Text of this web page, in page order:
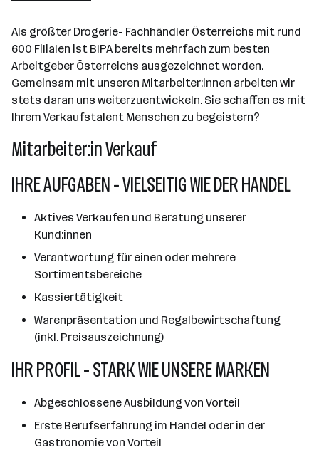
Als größter Drogerie- Fachhändler Österreichs mit rund
600 Filialen ist BIPA bereits mehrfach zum besten
Arbeitgeber Österreichs ausgezeichnet worden.
Gemeinsam mit unseren Mitarbeiter:innen arbeiten wir
stets daran uns weiterzuentwickeln. Sie schaffen es mit
Ihrem Verkaufstalent Menschen zu begeistern?
Mitarbeiter:in Verkauf
IHRE AUFGABEN - VIELSEITIG WIE DER HANDEL
Aktives Verkaufen und Beratung unserer
Kund:innen
Verantwortung für einen oder mehrere
Sortimentsbereiche
Kassiertätigkeit
Warenpräsentation und Regalbewirtschaftung
(inkl. Preisauszeichnung)
IHR PROFIL - STARK WIE UNSERE MARKEN
Abgeschlossene Ausbildung von Vorteil
Erste Berufserfahrung im Handel oder in der
Gastronomie von Vorteil